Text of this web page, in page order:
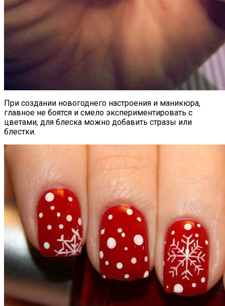
При создании новогоднего настроения и маникюра,
главное не боятся и смело экспериментировать с
цветами, для блеска можно добавить стразы или
блестки.